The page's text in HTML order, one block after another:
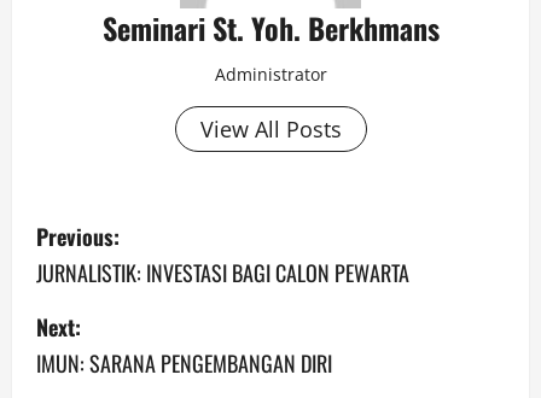
Seminari St. Yoh. Berkhmans
Administrator
View All Posts
Previous:
JURNALISTIK: INVESTASI BAGI CALON PEWARTA
Next:
IMUN: SARANA PENGEMBANGAN DIRI